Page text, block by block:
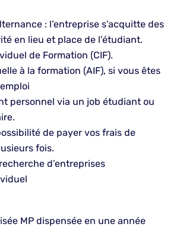
: l’entreprise s’acquitte des
en lieu et place de l’étudiant.
de Formation (CIF).
à la formation (AIF), si vous êtes
personnel via un job étudiant ou
de payer vos frais de
fois.
d’entreprises
MP dispensée en une année